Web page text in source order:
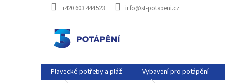
na
+420 603 444 523 info@st-potapeni.cz
Plavecké potřeby a pláž Vybavení pro potápění